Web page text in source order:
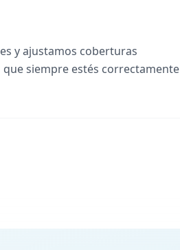
y ajustamos coberturas
siempre estés correctamente